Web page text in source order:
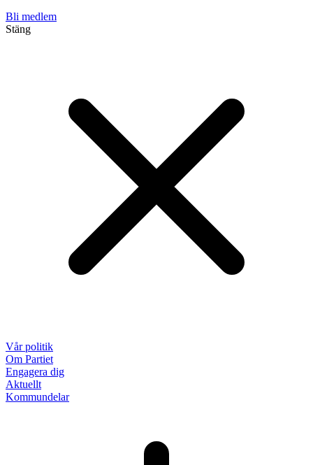
Bli medlem
Stäng
Vår politik
Om Partiet
Engagera dig
Aktuellt
Kommundelar